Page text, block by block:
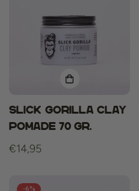
Slick Gorilla Clay
Pomade 70 gr.
Normale
€14,95
-6%